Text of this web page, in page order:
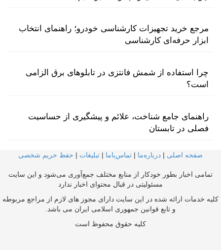
مرجع خرید تجهیزات کارشناسی خودرو؛ راهنمای انتخاب
ابزار حرفه‌ای کارشناسی
چرا استفاده از شمش فانتزی در تابلوهای برق الزامی
است؟
راهنمای جامع شناخت، علائم و پیشگیری از حساسیت
فصلی در تابستان
صفحه اصلی | درباره‌ما | تماس‌با‌ما | تبلیغات | حفظ حریم شخصی
تمامی اخبار بطور خودکار از منابع مختلف جمع‌آوری می‌شود و این سایت
مسئولیتی در قبال محتوای اخبار ندارد
کلیه خدمات ارائه شده در این سایت دارای مجوز های لازم از مراجع مربوطه
و تابع قوانین جمهوری اسلامی ایران می باشد.
کلیه حقوق محفوظ است